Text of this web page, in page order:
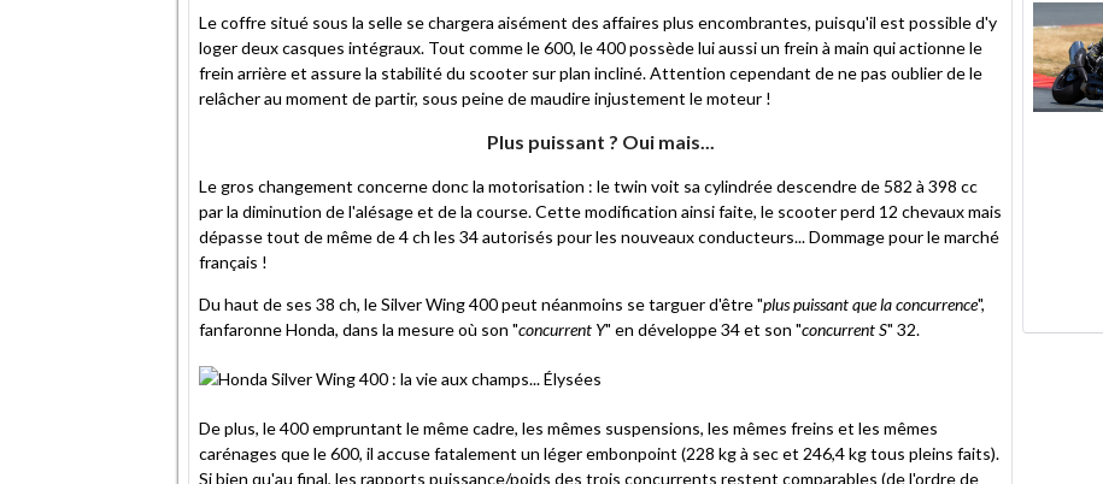
Le coffre situé sous la selle se chargera aisément des affaires plus encombrantes, puisqu'il est possible d'y
loger deux casques intégraux. Tout comme le 600, le 400 possède lui aussi un frein à main qui actionne le
frein arrière et assure la stabilité du scooter sur plan incliné. Attention cependant de ne pas oublier de le
relâcher au moment de partir, sous peine de maudire injustement le moteur !
Plus puissant ? Oui mais...
Le gros changement concerne donc la motorisation : le twin voit sa cylindrée descendre de 582 à 398 cc
par la diminution de l'alésage et de la course. Cette modification ainsi faite, le scooter perd 12 chevaux mais
dépasse tout de même de 4 ch les 34 autorisés pour les nouveaux conducteurs... Dommage pour le marché
français !
Du haut de ses 38 ch, le Silver Wing 400 peut néanmoins se targuer d'être "plus puissant que la concurrence",
fanfaronne Honda, dans la mesure où son "concurrent Y" en développe 34 et son "concurrent S" 32.
De plus, le 400 empruntant le même cadre, les mêmes suspensions, les mêmes freins et les mêmes
carénages que le 600, il accuse fatalement un léger embonpoint (228 kg à sec et 246,4 kg tous pleins faits).
Si bien qu'au final, les rapports puissance/poids des trois concurrents restent comparables (de l'ordre de